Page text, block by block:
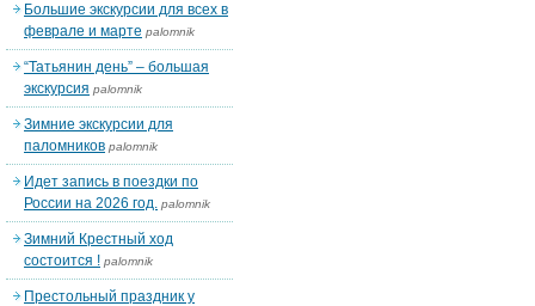
Большие экскурсии для всех в
феврале и марте palomnik
“Татьянин день” – большая
экскурсия palomnik
Зимние экскурсии для
паломников palomnik
Идет запись в поездки по
России на 2026 год. palomnik
Зимний Крестный ход
состоится ! palomnik
Престольный праздник у